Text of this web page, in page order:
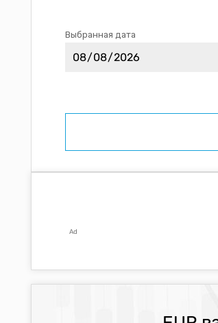
Выбранная дата
Ad